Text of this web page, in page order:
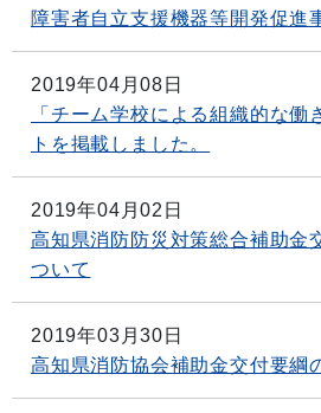
障害者自立支援機器等開発促進
2019年04月08日
「チーム学校による組織的な働
トを掲載しました。
2019年04月02日
高知県消防防災対策総合補助金
ついて
2019年03月30日
高知県消防協会補助金交付要綱